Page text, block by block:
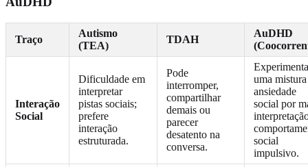
Traço
Autismo
(TEA)
TDAH
AuDHD
Interação
Social
Dificuldade em
interpretar
pistas sociais;
prefere
interação
estruturada.
Pode
interromper,
compartilhar
demais ou
parecer
desatento na
conversa.
Experimenta
uma
ansiedade
social por
social
impulsivo.